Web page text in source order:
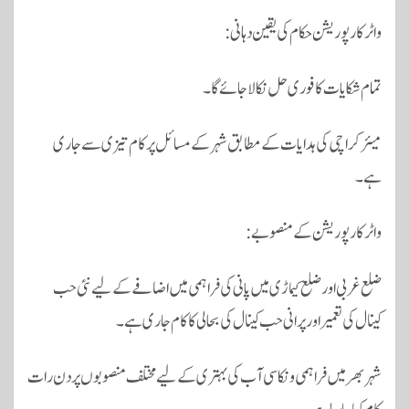
واٹر کارپوریشن حکام کی یقین دہانی:
تمام شکایات کا فوری حل نکالا جائے گا۔
میئر کراچی کی ہدایات کے مطابق شہر کے مسائل پر کام تیزی سے جاری
ہے۔
واٹر کارپوریشن کے منصوبے:
ضلع غربی اور ضلع کیماڑی میں پانی کی فراہمی میں اضافے کے لیے نئی حب
کینال کی تعمیر اور پرانی حب کینال کی بحالی کا کام جاری ہے۔
شہر بھر میں فراہمی و نکاسی آب کی بہتری کے لیے مختلف منصوبوں پر دن رات